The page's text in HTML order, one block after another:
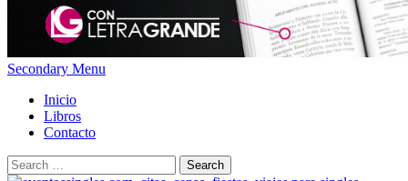
Secondary Menu
Inicio
Libros
Contacto
Search